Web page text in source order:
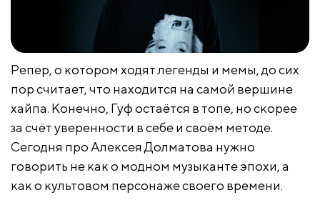
Репер, о котором ходят легенды и мемы, до сих
пор считает, что находится на самой вершине
хайпа. Конечно, Гуф остаётся в топе, но скорее
за счёт уверенности в себе и своём методе.
Сегодня про Алексея Долматова нужно
говорить не как о модном музыканте эпохи, а
как о культовом персонаже своего времени.